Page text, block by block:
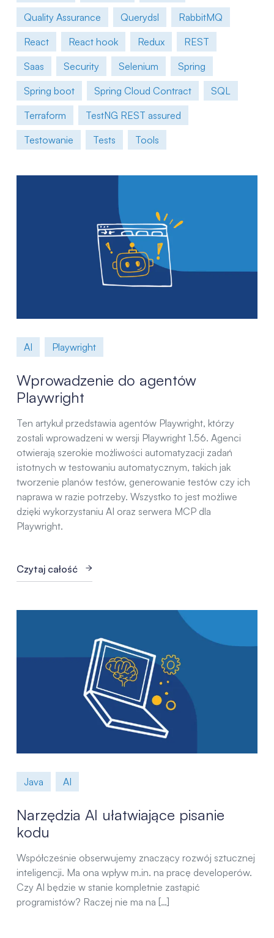
Quality Assurance
Querydsl
RabbitMQ
React
React hook Redux
REST
Saas
Security Selenium
Spring
Spring boot
Spring Cloud Contract
SQL
Terraform
TestNG REST assured
Testowanie
Tests Tools
AI Playwright
Wprowadzenie do agentów
Playwright
Ten artykuł przedstawia agentów Playwright, którzy
zostali wprowadzeni w wersji Playwright 1.56. Agenci
otwierają szerokie możliwości automatyzacji zadań
istotnych w testowaniu automatycznym, takich jak
tworzenie planów testów, generowanie testów czy ich
naprawa w razie potrzeby. Wszystko to jest możliwe
dzięki wykorzystaniu AI oraz serwera MCP dla
Playwright.
Czytaj całość
Java AI
Narzędzia AI ułatwiające pisanie
kodu
Współcześnie obserwujemy znaczący rozwój sztucznej
inteligencji. Ma ona wpływ m.in. na pracę developerów.
Czy AI będzie w stanie kompletnie zastąpić
programistów? Raczej nie ma na […]